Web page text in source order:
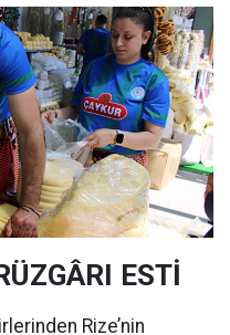
ESTİ
Rize’nin